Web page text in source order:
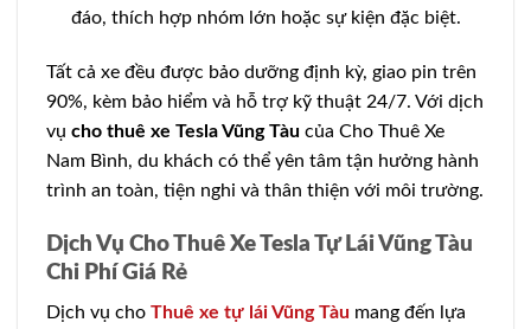
đáo, thích hợp nhóm lớn hoặc sự kiện đặc biệt.
Tất cả xe đều được bảo dưỡng định kỳ, giao pin trên
90%, kèm bảo hiểm và hỗ trợ kỹ thuật 24/7. Với dịch
vụ cho thuê xe Tesla Vũng Tàu của Cho Thuê Xe
Nam Bình, du khách có thể yên tâm tận hưởng hành
trình an toàn, tiện nghi và thân thiện với môi trường.
Dịch Vụ Cho Thuê Xe Tesla Tự Lái Vũng Tàu
Chi Phí Giá Rẻ
Dịch vụ cho Thuê xe tự lái Vũng Tàu mang đến lựa